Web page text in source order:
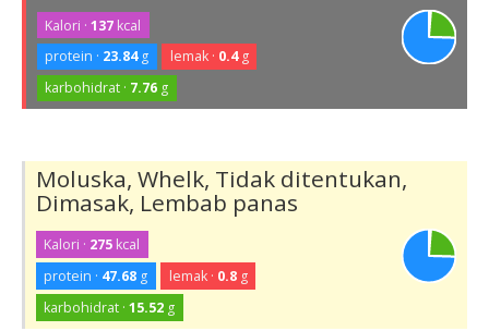
Kalori ·137 kcal
protein · 23.84g lemak · 0.4g
karbohidrat · 7.76 g
Moluska, Whelk, Tidak ditentukan,
Dimasak, Lembab panas
Kalori · 275 kcal
protein · 47.68 g lemak · 0.8g
karbohidrat ·15.52 g